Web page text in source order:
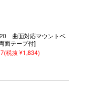
曲面対応マウントベ
面テープ付]
(税抜 ¥1,834)